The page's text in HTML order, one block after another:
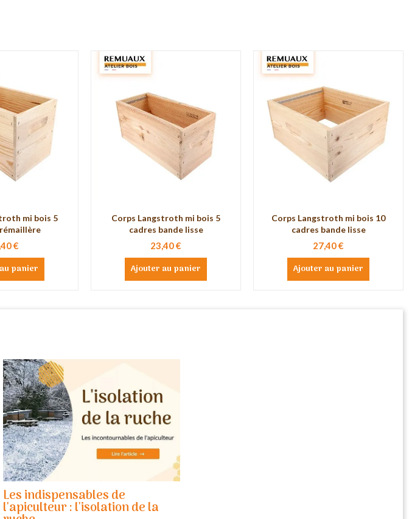
mi bois 5
€
panier
Corps Langstroth mi bois 5
cadres bande lisse
23,40 €
Ajouter au panier
Corps Langstroth mi bois 10
cadres bande lisse
27,40 €
Ajouter au panier
Les indispensables de
l'apiculteur : l'isolation de la